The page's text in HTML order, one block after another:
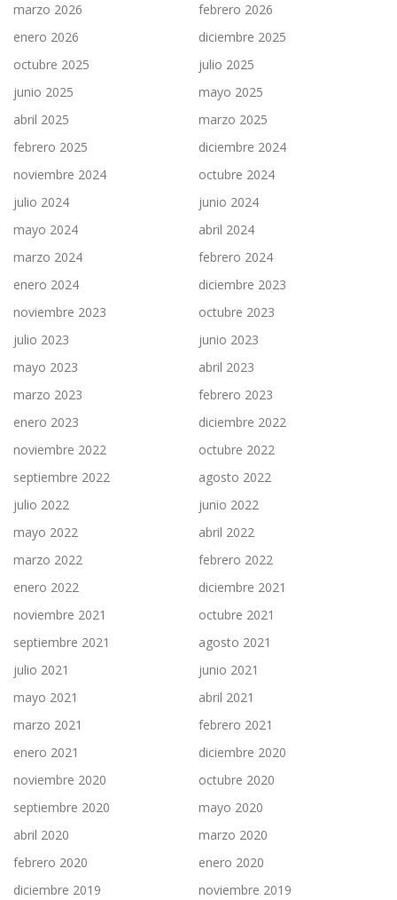
marzo 2026
febrero 2026
enero 2026
diciembre 2025
octubre 2025
julio 2025
junio 2025
mayo 2025
abril 2025
marzo 2025
febrero 2025
diciembre 2024
noviembre 2024
octubre 2024
julio 2024
junio 2024
mayo 2024
abril 2024
marzo 2024
febrero 2024
enero 2024
diciembre 2023
noviembre 2023
octubre 2023
julio 2023
junio 2023
mayo 2023
abril 2023
marzo 2023
febrero 2023
enero 2023
diciembre 2022
noviembre 2022
octubre 2022
septiembre 2022
agosto 2022
julio 2022
junio 2022
mayo 2022
abril 2022
marzo 2022
febrero 2022
enero 2022
diciembre 2021
noviembre 2021
octubre 2021
septiembre 2021
agosto 2021
julio 2021
junio 2021
mayo 2021
abril 2021
marzo 2021
febrero 2021
enero 2021
diciembre 2020
noviembre 2020
octubre 2020
septiembre 2020
mayo 2020
abril 2020
marzo 2020
febrero 2020
enero 2020
diciembre 2019
noviembre 2019